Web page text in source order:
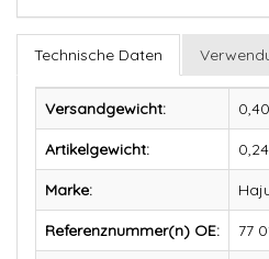
Technische Daten
Versandgewicht:
Artikelgewicht: 0,24
Marke:
Referenznummer(n) OE: 77